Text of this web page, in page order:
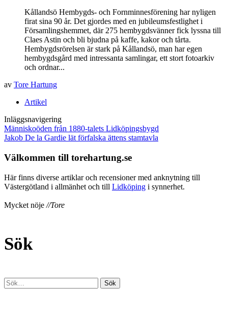
Kållandsö Hembygds- och Fornminnesförening har nyligen
firat sina 90 år. Det gjordes med en jubileumsfestlighet i
Församlingshemmet, där 275 hembygdsvänner fick lyssna till
Claes Astin och bli bjudna på kaffe, kakor och tårta.
Hembygdsrörelsen är stark på Kållandsö, man har egen
hembygdsgård med intressanta samlingar, ett stort fotoarkiv
och ordnar...
av Tore Hartung
Artikel
Inläggsnavigering
Människoöden från 1880-talets Lidköpingsbygd
Jakob De la Gardie lät förfalska ättens stamtavla
Välkommen till torehartung.se
Här finns diverse artiklar och recensioner med anknytning till
Västergötland i allmänhet och till Lidköping i synnerhet.
Mycket nöje //Tore
Sök